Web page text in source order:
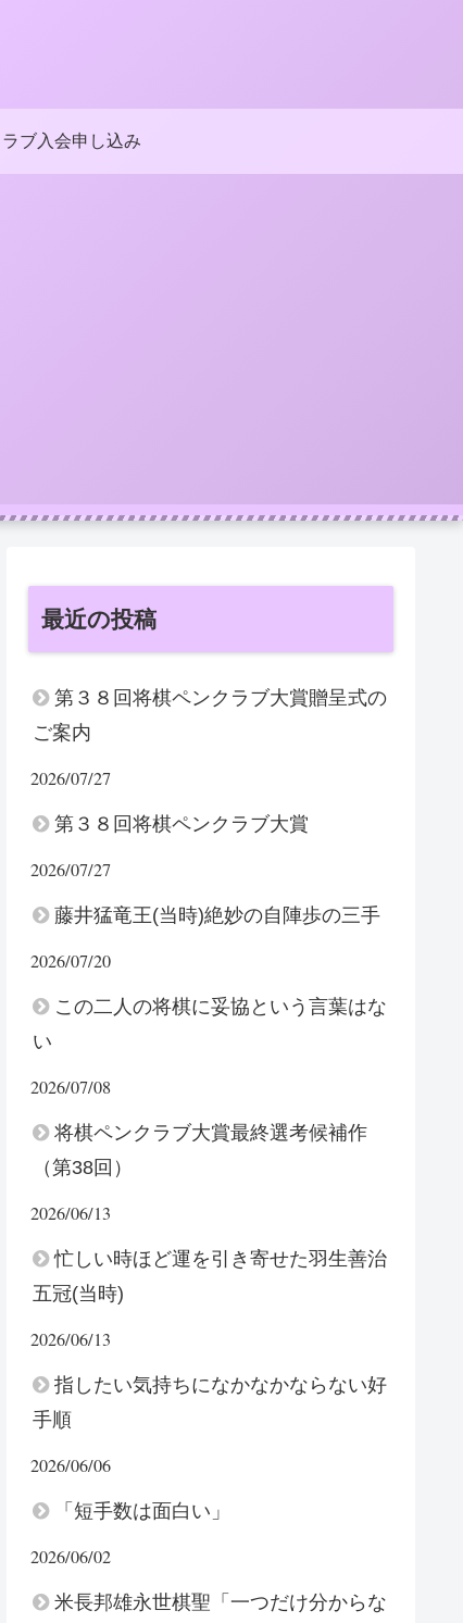
ブ入会申し込み
最近の投稿
第３８回将棋ペンクラブ大賞贈呈式の
ご案内
2026/07/27
第３８回将棋ペンクラブ大賞
2026/07/27
藤井猛竜王(当時)絶妙の自陣歩の三手
2026/07/20
この二人の将棋に妥協という言葉はな
い
2026/07/08
将棋ペンクラブ大賞最終選考候補作
（第38回）
2026/06/13
忙しい時ほど運を引き寄せた羽生善治
五冠(当時)
2026/06/13
指したい気持ちになかなかならない好
手順
2026/06/06
「短手数は面白い」
2026/06/02
米長邦雄永世棋聖「一つだけ分からな